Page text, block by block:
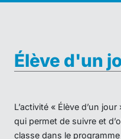
Élève d'un
L’activité « Élève d’un
qui permet de suivre et
classe dans le